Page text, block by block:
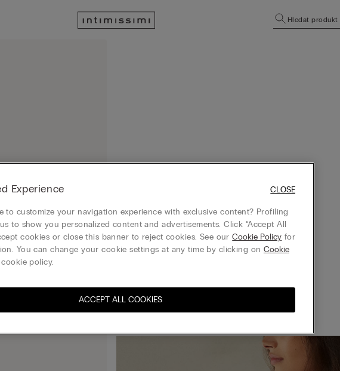
Hledat produkt
Experience
to customize your navigation experience with exclusive content? Profiling
to show you personalized content and advertisements. Click “Accept All
cookies or close this banner to reject cookies. See ourCookie Policy for
You can change your cookie settings at any time by clicking on Cookie
policy.
ACCEPT ALL COOKIES
CLOSE